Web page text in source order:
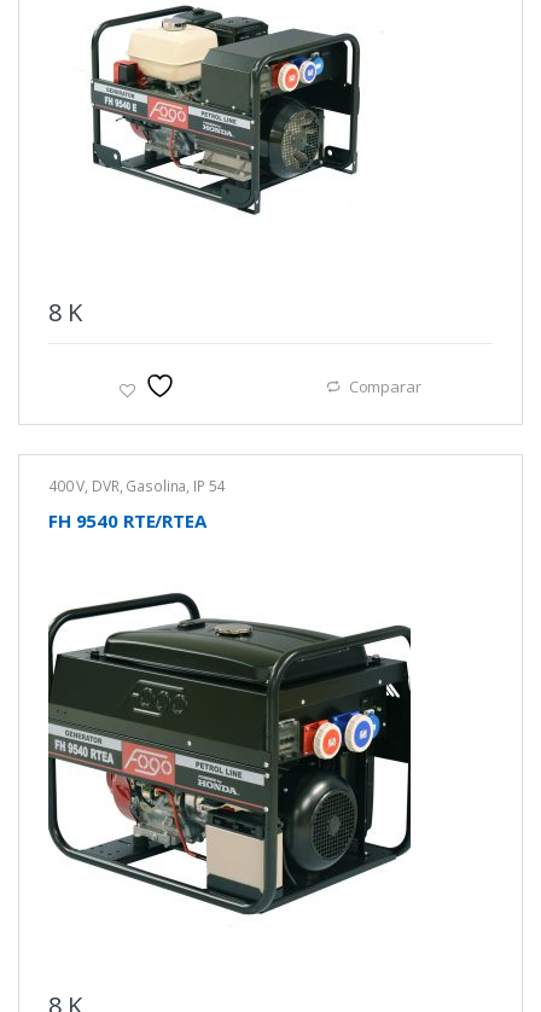
8 K
Comparar
400 V, DVR, Gasolina, IP 54
FH 9540 RTE/RTEA
8 K